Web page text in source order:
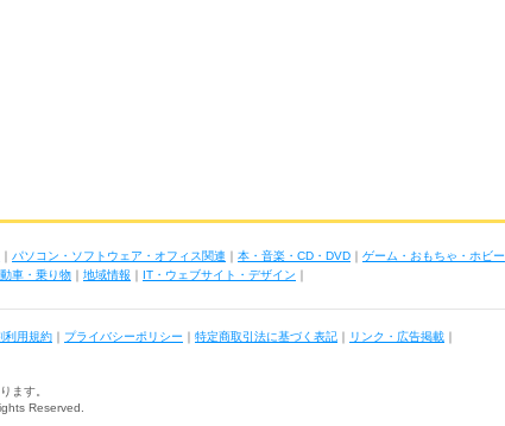
｜ パソコン・ソフトウェア・オフィス関連 ｜ 本・音楽・CD・DVD ｜ ゲーム・おもちゃ・ホビー
車・乗り物 ｜ 地域情報 ｜ IT・ウェブサイト・デザイン ｜
利用規約 ｜ プライバシーポリシー ｜ 特定商取引法に基づく表記 ｜ リンク・広告掲載 ｜
ます。
Reserved.